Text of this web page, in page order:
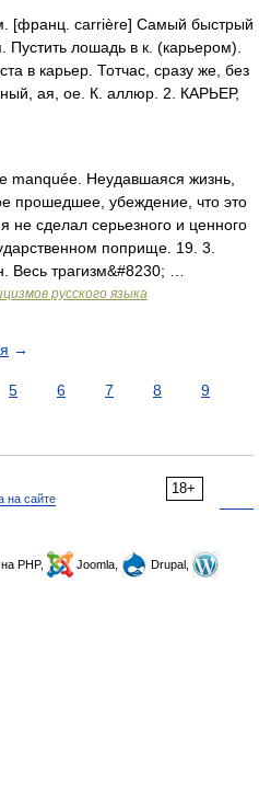
[франц. carrière] Самый быстрый
лошадь в к. (карьером).
в карьер. Тотчас, сразу же, без
ая, ое. К. аллюр. 2. КАРЬЕР,
manquée. Неудавшаяся жизнь,
прошедшее, убеждение, что это
не сделал серьезного и ценного
поприще. 19. 3.
Весь трагизм&#8230; …
русского языка
→
5 6 7 8
9
18+
на сайте
PHP, Joomla,
Drupal,